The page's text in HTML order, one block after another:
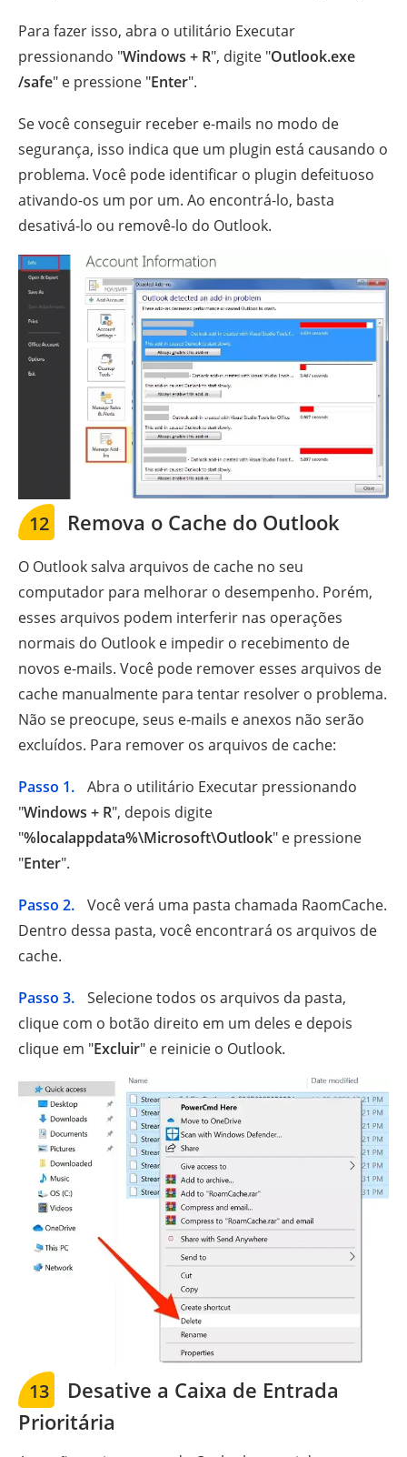
Para fazer isso, abra o utilitário Executar
pressionando "Windows + R", digite "Outlook.exe
/safe" e pressione "Enter".
Se você conseguir receber e-mails no modo de
segurança, isso indica que um plugin está causando o
problema. Você pode identificar o plugin defeituoso
ativando-os um por um. Ao encontrá-lo, basta
desativá-lo ou removê-lo do Outlook.
12 Remova o Cache do Outlook
O Outlook salva arquivos de cache no seu
computador para melhorar o desempenho. Porém,
esses arquivos podem interferir nas operações
normais do Outlook e impedir o recebimento de
novos e-mails. Você pode remover esses arquivos de
cache manualmente para tentar resolver o problema.
Não se preocupe, seus e-mails e anexos não serão
excluídos. Para remover os arquivos de cache:
Passo 1.
Abra o utilitário Executar pressionando
"Windows + R", depois digite
"%localappdata%\Microsoft\Outlook" e pressione
"Enter".
Passo 2.
Você verá uma pasta chamada RaomCache.
Dentro dessa pasta, você encontrará os arquivos de
cache.
Passo 3.
Selecione todos os arquivos da pasta,
clique com o botão direito em um deles e depois
clique em "Excluir" e reinicie o Outlook.
13
Desative a Caixa de Entrada
Prioritária